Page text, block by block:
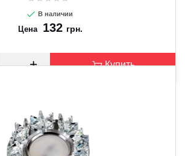
В наличии
Цена 132 грн.
Купить